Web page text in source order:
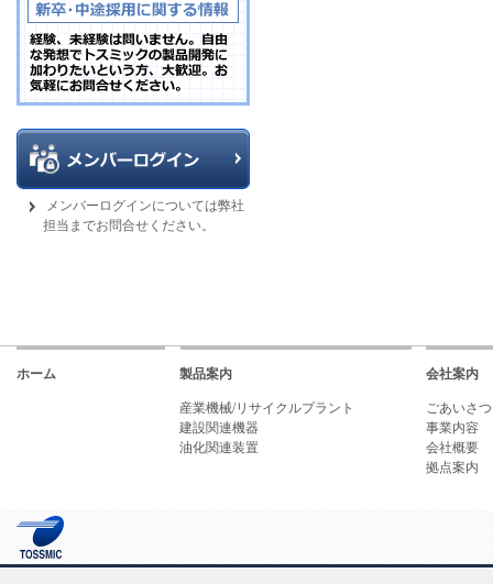
メンバーログインについては弊社
担当までお問合せください。
ホーム 製品案内
産業機械/リサイクルプラント
建設関連機器
油化関連装置
会社案内
ごあいさつ
事業内容
会社概要
拠点案内